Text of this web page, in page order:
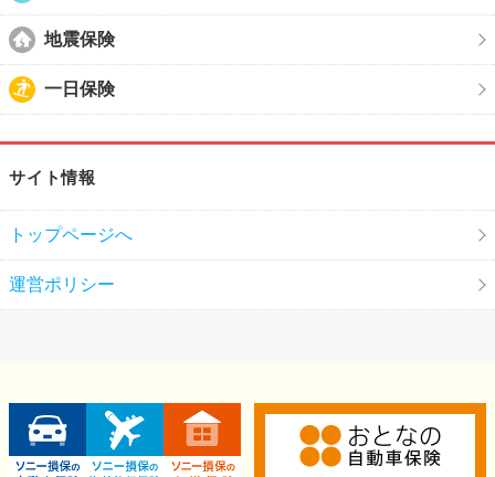
地震保険
一日保険
サイト情報
トップページへ
運営ポリシー